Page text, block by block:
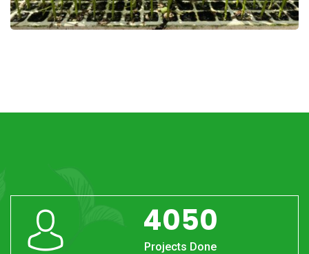
4050
Projects Done